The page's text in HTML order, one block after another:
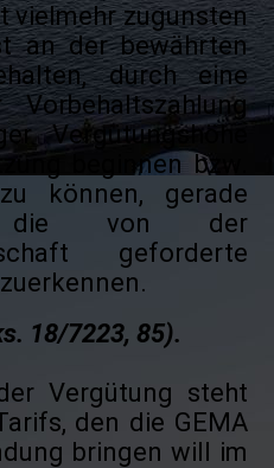
vielmehr zugunsten
an der bewährten
durch eine
Vergütungshöhe
beginnen bzw.
können, gerade
die von der
geforderte
18/7223, 85).
Vergütung steht
den die GEMA
bringen will im